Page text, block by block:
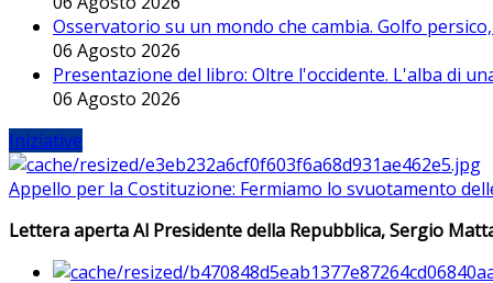
Osservatorio su un mondo che cambia. Golfo
06 Agosto 2026
Presentazione del libro: Oltre l'occidente. L'alba di
06 Agosto 2026
Iniziative
Appello per la Costituzione: Fermiamo lo svuotamento
Lettera aperta Al Presidente della Repubblica, Sergio